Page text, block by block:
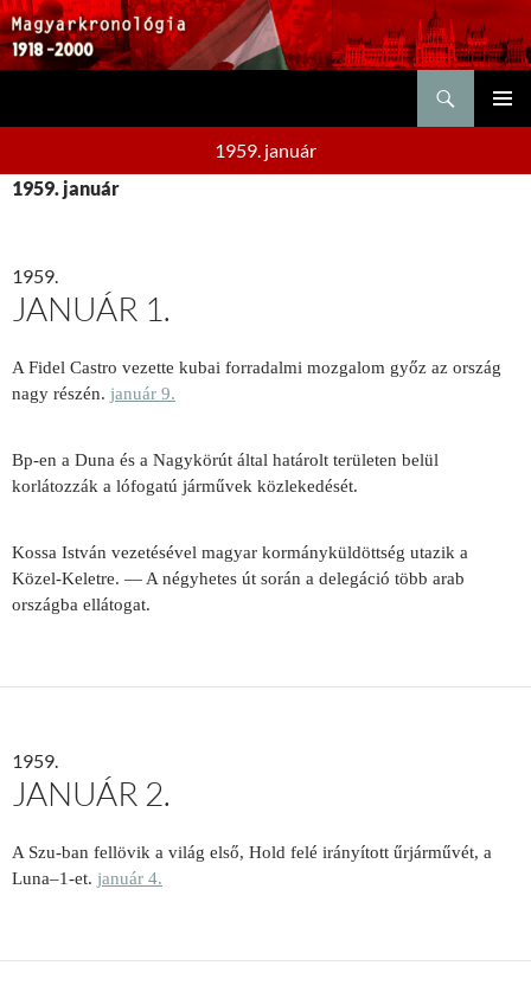
1959. január
1959. január
1959.
JANUÁR 1.
A Fidel Castro vezette kubai forradalmi mozgalom győz az ország
nagy részén. január 9.
Bp-en a Duna és a Nagykörút által határolt területen belül
korlátozzák a lófogatú járművek közlekedését.
Kossa István vezetésével magyar kormányküldöttség utazik a
Közel-Keletre. — A négyhetes út során a delegáció több arab
országba ellátogat.
1959.
JANUÁR 2.
A Szu-ban fellövik a világ első, Hold felé irányított űrjárművét, a
Luna–1-et. január 4.